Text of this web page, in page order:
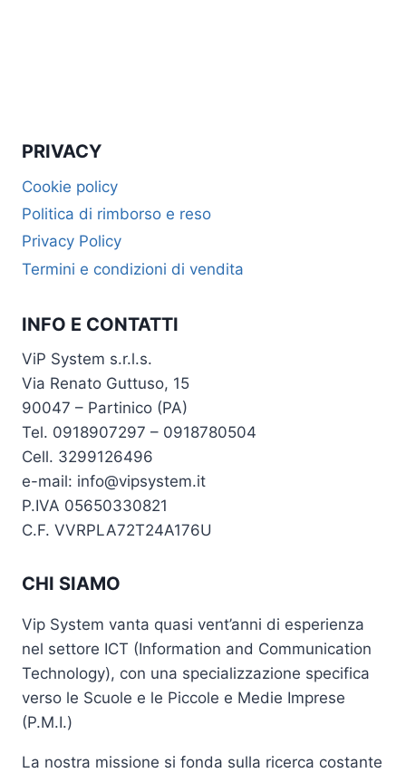
PRIVACY
Cookie policy
Politica di rimborso e reso
Privacy Policy
Termini e condizioni di vendita
INFO E CONTATTI
ViP System s.r.l.s.
Via Renato Guttuso, 15
90047 – Partinico (PA)
Tel. 0918907297 – 0918780504
Cell. 3299126496
e-mail: info@vipsystem.it
P.IVA 05650330821
C.F. VVRPLA72T24A176U
CHI SIAMO
Vip System vanta quasi vent’anni di esperienza
nel settore ICT (Information and Communication
Technology), con una specializzazione specifica
verso le Scuole e le Piccole e Medie Imprese
(P.M.I.)
La nostra missione si fonda sulla ricerca costante